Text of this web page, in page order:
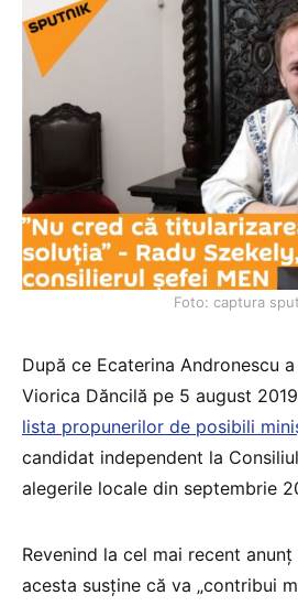
Foto: captura
După ce Ecaterina Andronescu
Viorica Dăncilă pe 5 august
lista propunerilor de posibili
candidat independent la
alegerile locale din septembrie
Revenind la cel mai recent
acesta susține că va „contribui